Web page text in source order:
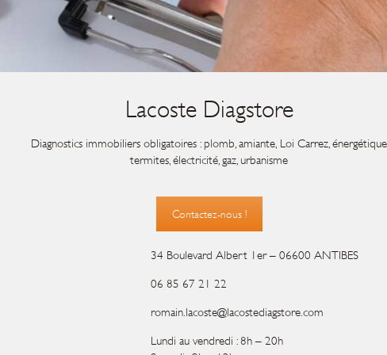
Lacoste Diagstore
Diagnostics immobiliers obligatoires : plomb, amiante, Loi Carrez, énergétique
termites, électricité, gaz, urbanisme
Contactez-nous !
34 Boulevard Albert 1er – 06600 ANTIBES
06 85 67 21 22
romain.lacoste@lacostediagstore.com
Lundi au vendredi : 8h – 20h